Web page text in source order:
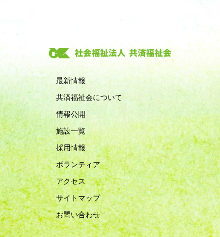
最新情報
共済福祉会について
情報公開
施設一覧
採用情報
ボランティア
アクセス
サイトマップ
お問い合わせ